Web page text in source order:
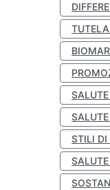
STILI DI